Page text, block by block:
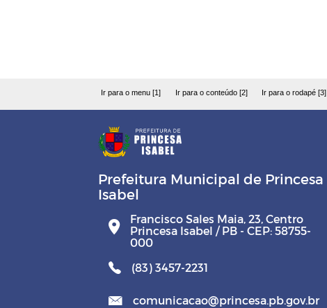
Ir para o menu [1] Ir para o conteúdo [2] Ir para o rodapé [3]
Prefeitura Municipal de Princesa
Isabel
Francisco Sales Maia, 23, Centro
Princesa Isabel / PB - CEP: 58755-
000
(83) 3457-2231
comunicacao@princesa.pb.gov.br